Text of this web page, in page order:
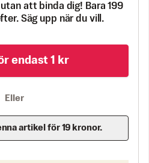
att binda dig! Bara 199
Säg upp när du vill.
endast 1 kr
Eller
artikel för 19 kronor.